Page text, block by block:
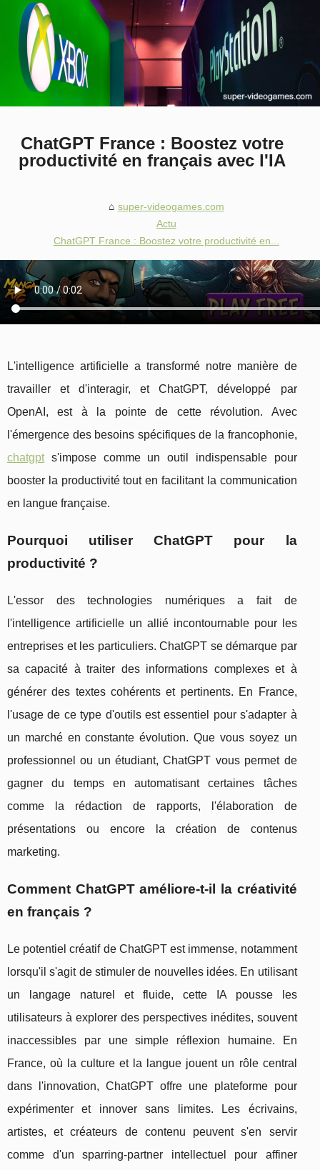
ChatGPT France : Boostez votre
productivité en français avec l'IA
super-videogames.com
Actu
ChatGPT France : Boostez votre productivité en...
L'intelligence artificielle a transformé notre manière de
travailler et d'interagir, et ChatGPT, développé par
OpenAI, est à la pointe de cette révolution. Avec
l'émergence des besoins spécifiques de la francophonie,
chatgpts'impose comme un outil indispensable pour
booster la productivité tout en facilitant la communication
en langue française.
Pourquoi utiliser ChatGPT pour la
productivité ?
L'essor des technologies numériques a fait de
l'intelligence artificielle un allié incontournable pour les
entreprises et les particuliers. ChatGPT se démarque par
sa capacité à traiter des informations complexes et à
générer des textes cohérents et pertinents. En France,
l'usage de ce type d'outils est essentiel pour s'adapter à
un marché en constante évolution. Que vous soyez un
professionnel ou un étudiant, ChatGPT vous permet de
gagner du temps en automatisant certaines tâches
comme la rédaction de rapports, l'élaboration de
présentations ou encore la création de contenus
marketing.
Comment ChatGPT améliore-t-il la créativité
en français ?
Le potentiel créatif de ChatGPT est immense, notamment
lorsqu'il s'agit de stimuler de nouvelles idées. En utilisant
un langage naturel et fluide, cette IA pousse les
utilisateurs à explorer des perspectives inédites, souvent
inaccessibles par une simple réflexion humaine. En
France, où la culture et la langue jouent un rôle central
dans l'innovation, ChatGPT offre une plateforme pour
expérimenter et innover sans limites. Les écrivains,
artistes, et créateurs de contenu peuvent s'en servir
comme d'un sparring-partner intellectuel pour affiner